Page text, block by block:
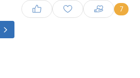
7
Inloggen om een reactie te
plaatsen